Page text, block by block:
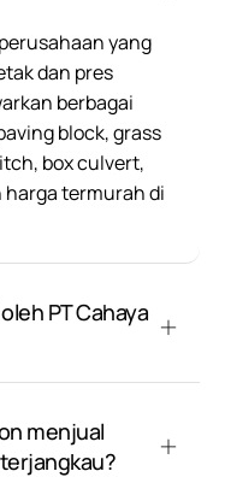
yang
dan pres
berbagai
block, grass
box culvert,
harga termurah di
PT Cahaya
menjual